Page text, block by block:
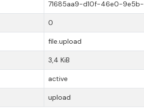
71685aa9-d10f-46e0-
0
file.upload
3,4 KiB
active
upload